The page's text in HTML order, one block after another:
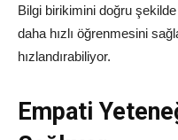
Bilgi birikimini doğru şekilde
daha hızlı öğrenmesini
hızlandırabiliyor.
Empati